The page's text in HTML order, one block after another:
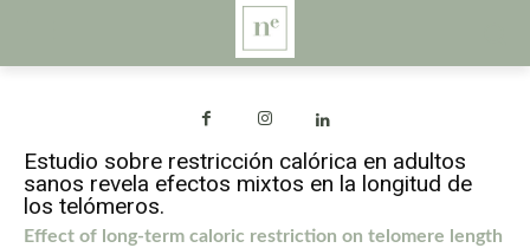
Estudio sobre restricción calórica en adultos
sanos revela efectos mixtos en la longitud de
los telómeros.
Effect of long-term caloric restriction on telomere length